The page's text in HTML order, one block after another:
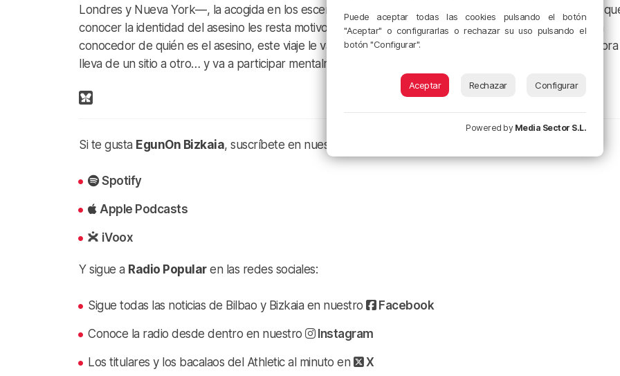
Londres y Nueva York—, la acogida en los escenarios está siendo excelente. Para aquellos que crean
conocer la identidad del asesino les resta motivos para asistir, el director es contundente: “Aunque sea
conocedor de quién es el asesino, este viaje le va a transportar, va a tener muchas dudas porque la
lleva de un sitio a otro… y va a participar mentalmente en la resolución del caso”.
Si te gusta EgunOn Bizkaia, suscríbete en nuestros canales de podcast:
Spotify
Apple Podcasts
iVoox
Y sigue a Radio Popularen las redes sociales:
Sigue todas las noticias de Bilbao y Bizkaia en nuestro Facebook
Conoce la radio desde dentro en nuestro Instagram
Los titulares y los bacalaos del Athletic al minuto en X
Puede aceptar todas las cookies pulsando el botón
"Aceptar" o configurarlas o rechazar su uso pulsando el
botón "Configurar".
Aceptar Rechazar Configurar
Powered by Media Sector S.L.